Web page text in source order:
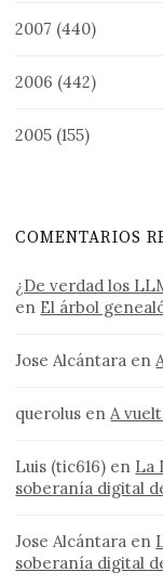
2007 (440)
2006 (442)
2005 (155)
COMENTARIOS
¿De verdad los
en El árbol
Jose Alcántara en
querolus en A
Luis (tic616) en La
soberanía digital
Jose Alcántara en
soberanía digital